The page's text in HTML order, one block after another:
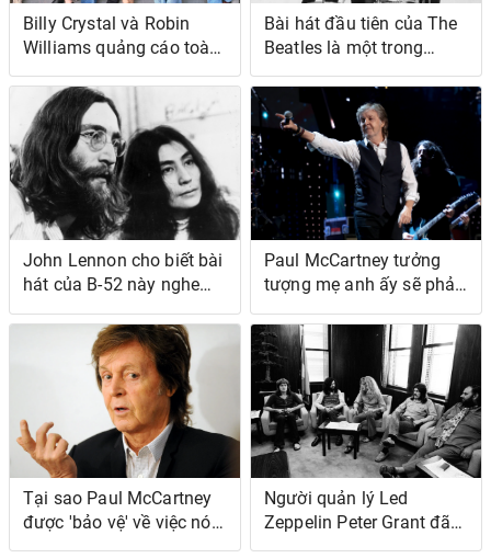
Billy Crystal và Robin
Williams quảng cáo toàn
bộ Cameo 'Những người
bạn' của họ
Bài hát đầu tiên của The
Beatles là một trong
những 'Màn trình diễn thú
vị nhất' của ban nhạc,
theo Fab Four Insider
John Lennon cho biết bài
hát của B-52 này nghe
giống như âm nhạc của
Paul McCartney tưởng
tượng mẹ anh ấy sẽ phản
ứng thế nào trước thành
công của anh ấy
Tại sao Paul McCartney
được 'bảo vệ' về việc nói
sự thật về The Beatles
Người quản lý Led
Zeppelin Peter Grant đã
thấy một ban nhạc giả